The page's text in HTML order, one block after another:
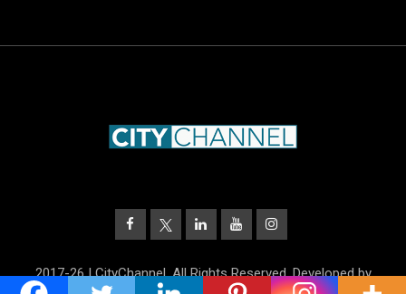
2017-26 | CityChannel. All Rights Reserved. Developed by